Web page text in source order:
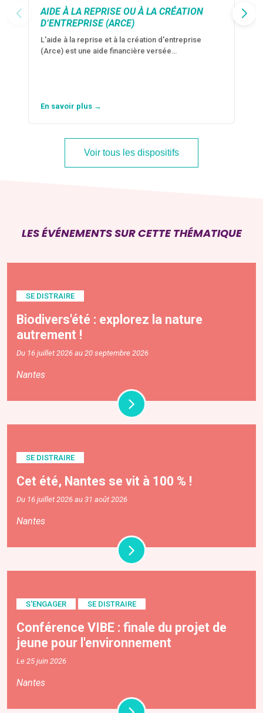
AIDE À LA REPRISE OU À LA CRÉATION
D’ENTREPRISE (ARCE)
L'aide à la reprise et à la création d'entreprise
(Arce) est une aide financière versée…
En savoir plus →
Voir tous les dispositifs
LES ÉVÉNEMENTS SUR CETTE THÉMATIQUE
SE DISTRAIRE
Biodivers'été : explorez la nature
autrement !
Du 16 juillet 2026 au 20 septembre 2026
Nantes
SE DISTRAIRE
Cet été, Nantes se vit à 100 % !
Du 16 juillet 2026 au 31 août 2026
Nantes
S'ENGAGER SE DISTRAIRE
Conférence VIBE : finale du projet de
jeune pour l'environnement
Le 25 juin 2026
Nantes